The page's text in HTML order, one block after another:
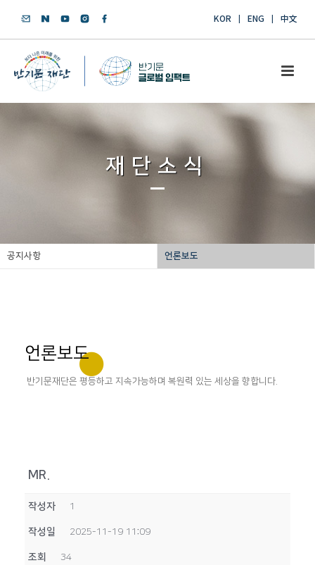
KOR ENG 中文
재단소식
공지사항 언론보도
언론보도
반기문재단은 평등하고 지속가능하며 복원력 있는 세상을 향합니다.
MR.
작성자 1
작성일 2025-11-19 11:09
조회 34